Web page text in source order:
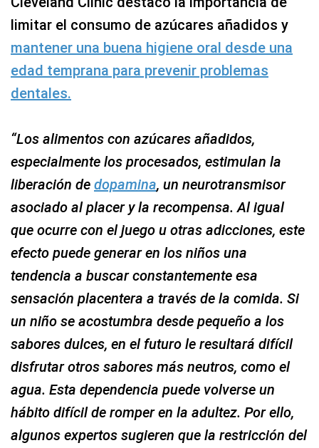
limitar el consumo de azúcares añadidos y
mantener una buena higiene oral desde una
edad temprana para prevenir problemas
dentales.
“Los alimentos con azúcares añadidos,
especialmente los procesados, estimulan la
liberación de dopamina, un neurotransmisor
asociado al placer y la recompensa. Al igual
que ocurre con el juego u otras adicciones, este
efecto puede generar en los niños una
tendencia a buscar constantemente esa
sensación placentera a través de la comida. Si
un niño se acostumbra desde pequeño a los
sabores dulces, en el futuro le resultará difícil
disfrutar otros sabores más neutros, como el
agua. Esta dependencia puede volverse un
hábito difícil de romper en la adultez. Por ello,
algunos expertos sugieren que la restricción del